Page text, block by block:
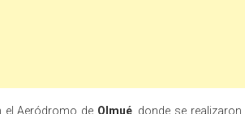
el Aeródromo de Olmué, donde se realizaron